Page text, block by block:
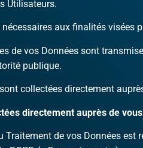
Utilisateurs.
aux finalités visées
de vos Données sont
publique.
collectées directement
directement auprès de vous
Traitement de vos Données